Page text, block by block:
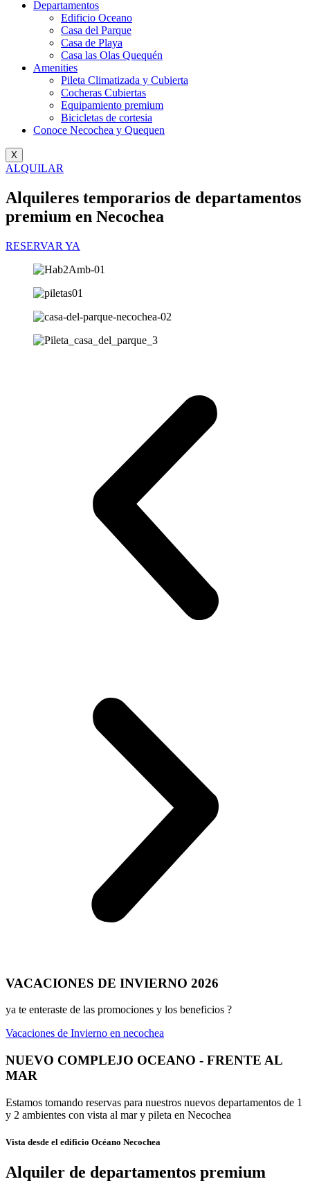
Departamentos
Edificio Oceano
Casa del Parque
Casa de Playa
Casa las Olas Quequén
Amenities
Pileta Climatizada y Cubierta
Cocheras Cubiertas
Equipamiento premium
Bicicletas de cortesia
Conoce Necochea y Quequen
X
ALQUILAR
Alquileres temporarios de departamentos
premium en Necochea
RESERVAR YA
VACACIONES DE INVIERNO 2026
ya te enteraste de las promociones y los beneficios ?
Vacaciones de Invierno en necochea
NUEVO COMPLEJO OCEANO - FRENTE AL
MAR
Estamos tomando reservas para nuestros nuevos departamentos de 1
y 2 ambientes con vista al mar y pileta en Necochea
Vista desde el edificio Océano Necochea
Alquiler de departamentos premium